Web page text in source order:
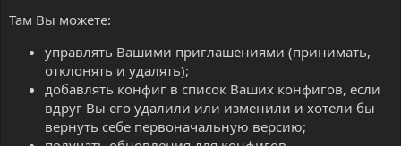
Там Вы можете:
управлять Вашими приглашениями (принимать,
отклонять и удалять);
добавлять конфиг в список Ваших конфигов, если
вдруг Вы его удалили или изменили и хотели бы
вернуть себе первоначальную версию;